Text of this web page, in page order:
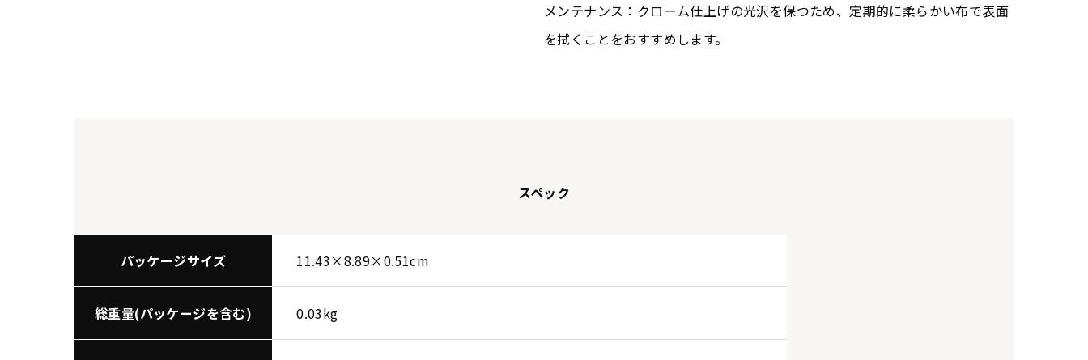
メンテナンス：クローム仕上げの光沢を保つため、定期的に柔らかい布で表面
を拭くことをおすすめします。
スペック
パッケージサイズ 11.43×8.89×0.51cm
総重量(パッケージを含む) 0.03kg